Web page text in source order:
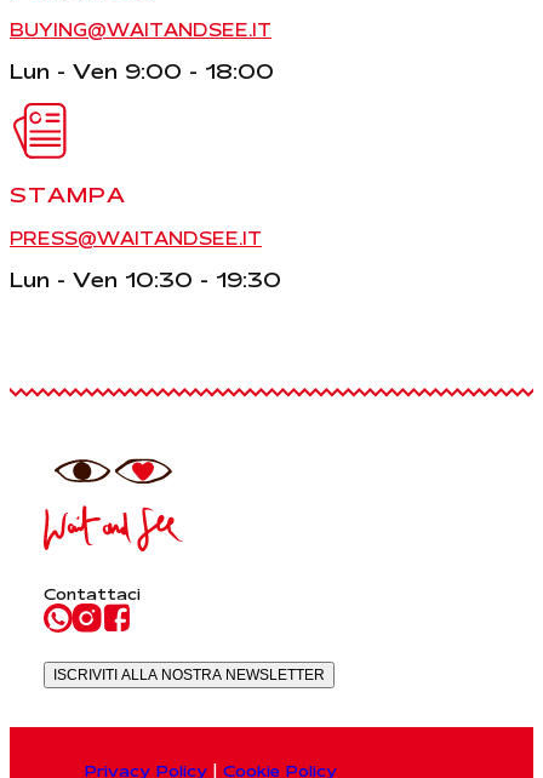
BUYING@WAITANDSEE.IT
Lun - Ven 9:00 - 18:00
STAMPA
PRESS@WAITANDSEE.IT
Lun - Ven 10:30 - 19:30
Contattaci
ISCRIVITI ALLA NOSTRA NEWSLETTER
Privacy Policy Cookie Policy